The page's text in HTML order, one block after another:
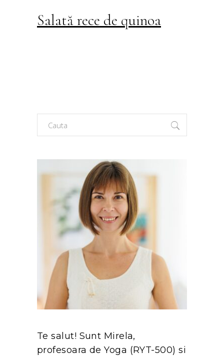
Salată rece de quinoa
for:
Te salut! Sunt Mirela,
profesoara de Yoga (RYT-500) si